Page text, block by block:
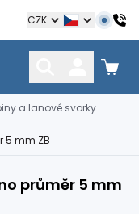
CZK
KOTEVNÍ TECHNIKA
a lanové svorky
5 mm ZB
průměr 5 mm